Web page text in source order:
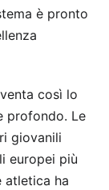
è pronto
così lo
profondo. Le
giovanili
europei più
atletica ha